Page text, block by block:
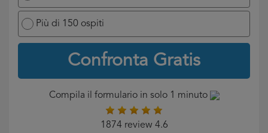
Più di 150 ospiti
Confronta Gratis
Compila il formulario in solo 1 minuto
1874 review 4.6